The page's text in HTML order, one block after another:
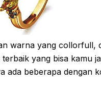
warna yang collorfull,
yang bisa kamu
ada beberapa dengan